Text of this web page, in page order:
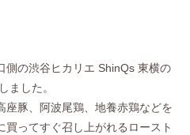
側の渋谷ヒカリエ ShinQs 東横の
ました。
座豚、阿波尾鶏、地養赤鶏などを
ってすぐ召し上がれるロースト